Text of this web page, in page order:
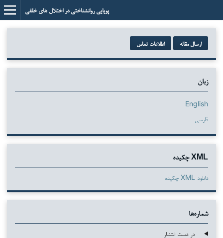
پویایی روانشناختی در اختلال های خلقی
ارسال مقاله اطلاعات تماس
زبان
English
فارسی
XML چکیده
دانلود XML چکیده
شماره‌ها
در دست انتشار